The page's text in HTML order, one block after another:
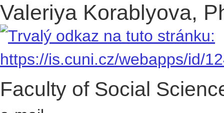
Valeriya Korablyova,
Faculty of Social